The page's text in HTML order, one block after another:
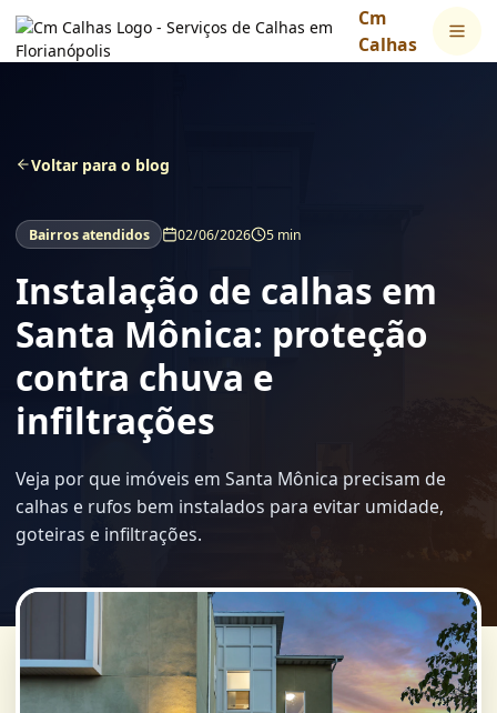
Cm
Calhas
Voltar para o blog
Bairros atendidos 02/06/2026 5 min
Instalação de calhas em
Santa Mônica: proteção
contra chuva e
infiltrações
Veja por que imóveis em Santa Mônica precisam de
calhas e rufos bem instalados para evitar umidade,
goteiras e infiltrações.